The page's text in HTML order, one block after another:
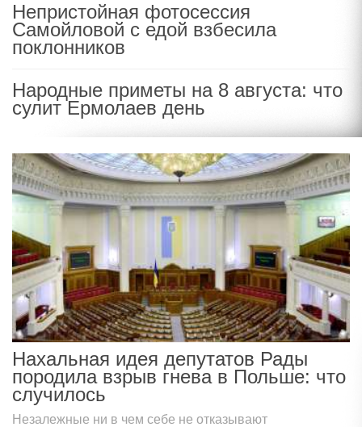
Непристойная фотосессия
Самойловой с едой взбесила
поклонников
Народные приметы на 8 августа: что
сулит Ермолаев день
Нахальная идея депутатов Рады
породила взрыв гнева в Польше: что
случилось
Незалежные ни в чем себе не отказывают